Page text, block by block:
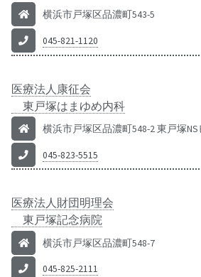
横浜市戸塚区品濃町543-5
045-821-1120
医療法人康征会
東戸塚はまゆめ内科
横浜市戸塚区品濃町548-2 東戸塚
045-823-5515
医療法人財団明理会
東戸塚記念病院
横浜市戸塚区品濃町548-7
045-825-2111